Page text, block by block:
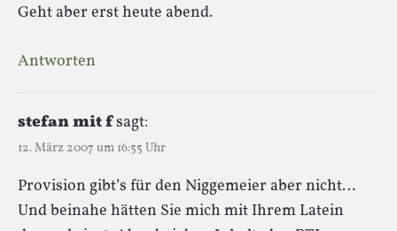
Geht aber erst heute abend.
Antworten
stefan mit fsagt:
12. März 2007 um 16:55 Uhr
Provision gibt’s für den Niggemeier aber nicht…
Und beinahe hätten Sie mich mit Ihrem Latein